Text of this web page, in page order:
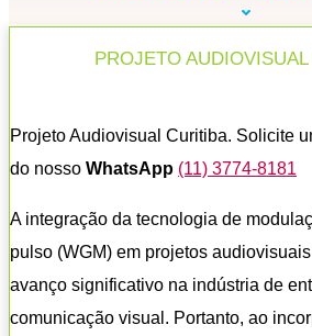
PROJETO
Projeto Audiovisual Curitiba. Solicite
do nosso WhatsApp (11) 3774-8181
A integração da tecnologia de
pulso (WGM) em projetos
avanço significativo na indústria de
comunicação visual. Portanto, ao